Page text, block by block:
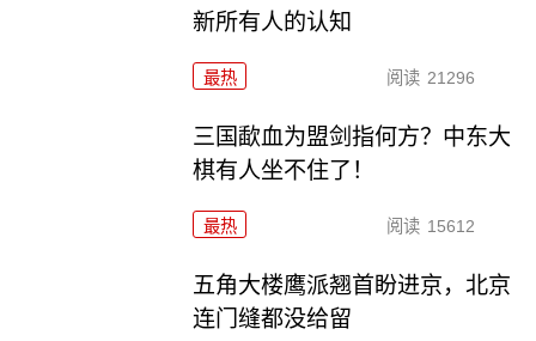
新所有人的认知
最热 阅读 21296
三国歃血为盟剑指何方？中东大
棋有人坐不住了！
最热 阅读 15612
五角大楼鹰派翘首盼进京，北京
连门缝都没给留